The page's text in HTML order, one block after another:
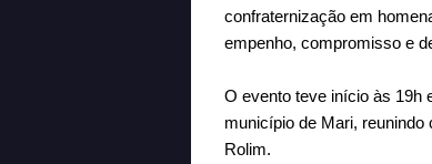
confraternização em
empenho, compromisso e
O evento teve início às 19h
município de Mari,
Rolim.